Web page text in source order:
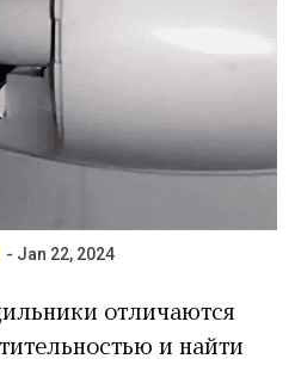
- Jan 22, 2024
отличаются
и найти